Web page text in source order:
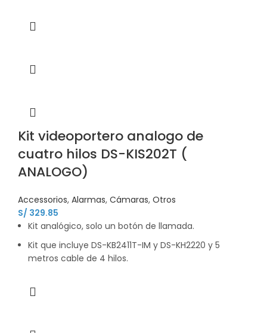
Kit videoportero analogo de
cuatro hilos DS-KIS202T (
ANALOGO)
Accessorios, Alarmas, Cámaras, Otros
S/ 329.85
Kit analógico, solo un botón de llamada.
Kit que incluye DS-KB2411T-IM y DS-KH2220 y 5
metros cable de 4 hilos.